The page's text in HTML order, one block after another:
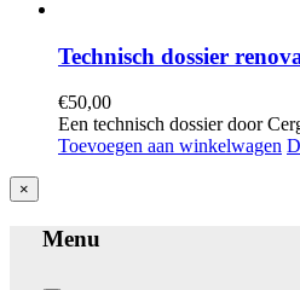
Technisch dossier
€50,00
Een technisch dossier door
Toevoegen aan winkelwagen
Close
product
view
×
Menu